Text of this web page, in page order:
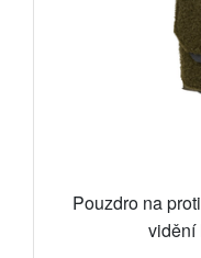
Pouzdro na
vidění